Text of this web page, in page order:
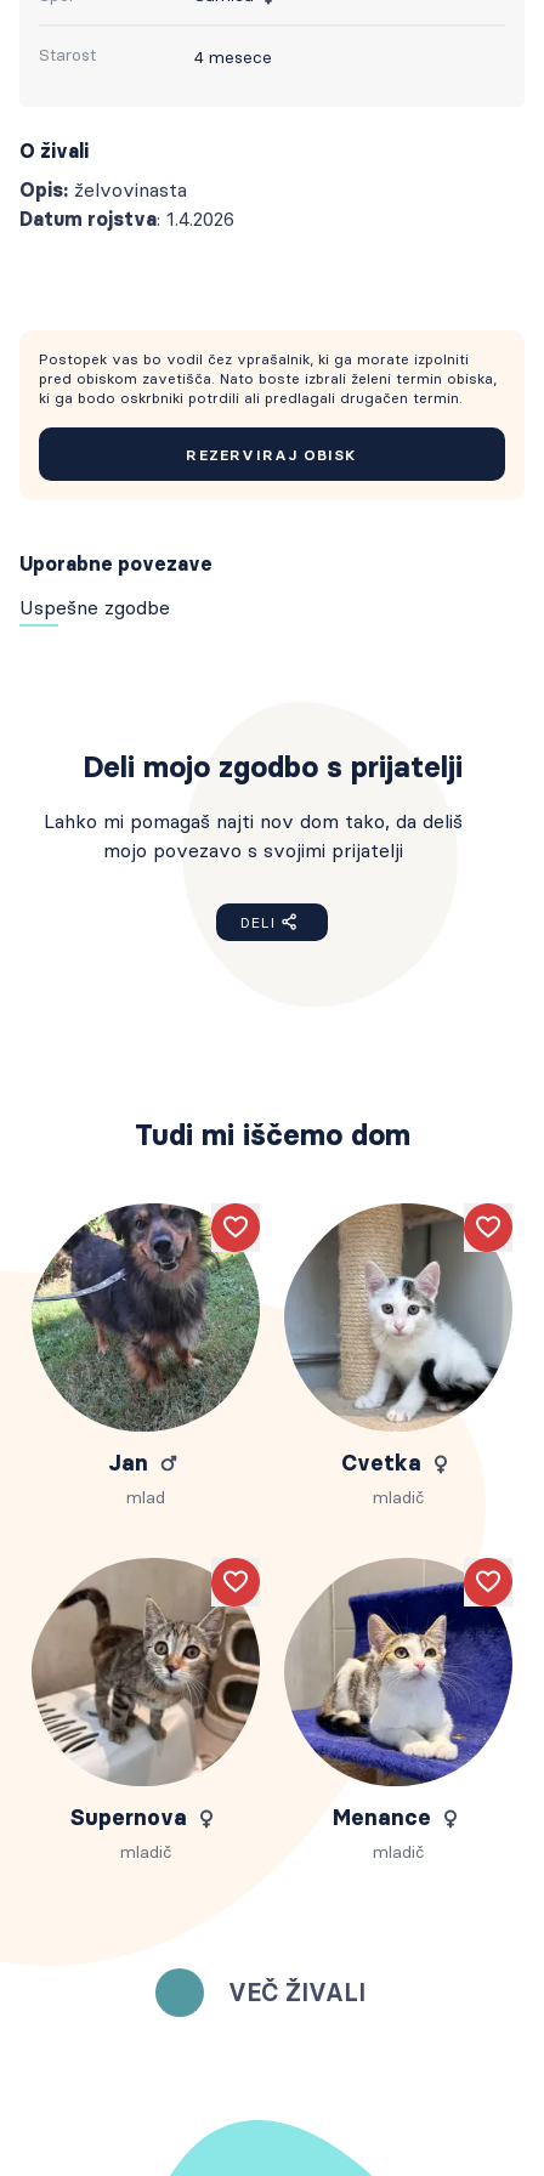
Starost 4 mesece
O živali
Opis: želvovinasta
Datum rojstva: 1.4.2026
Postopek vas bo vodil čez vprašalnik, ki ga morate izpolniti
pred obiskom zavetišča. Nato boste izbrali želeni termin obiska,
ki ga bodo oskrbniki potrdili ali predlagali drugačen termin.
REZERVIRAJ OBISK
Uporabne povezave
Uspešne zgodbe
Deli mojo zgodbo s prijatelji
Lahko mi pomagaš najti nov dom tako, da deliš
mojo povezavo s svojimi prijatelji
DELI
Tudi mi iščemo dom
VEČ ŽIVALI
Like
Jan
mlad
Like
Cvetka
mladič
Like
Supernova
mladič
Like
Menance
mladič